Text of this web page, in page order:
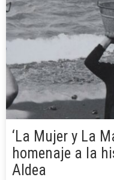
‘La Mujer y La
homenaje a la
Aldea